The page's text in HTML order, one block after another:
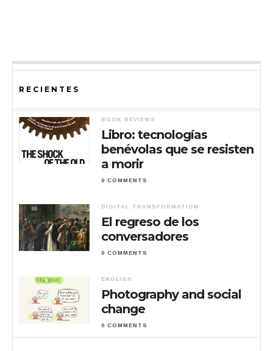
RECIENTES
BOOK REVIEWS
Libro: tecnologías
benévolas que se resisten
a morir
0 COMMENTS
DIGITAL TRANSFORMATION
El regreso de los
conversadores
0 COMMENTS
ENGLISH
Photography and social
change
0 COMMENTS